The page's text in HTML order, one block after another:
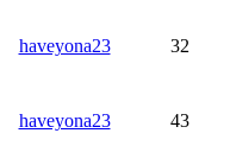
haveyona23 32
haveyona23 43